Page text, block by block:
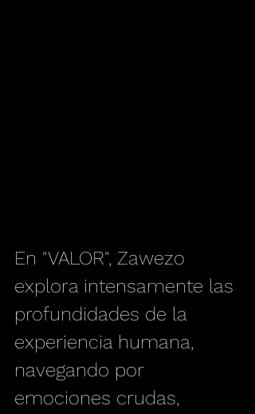
En "VALOR", Zawezo
explora intensamente las
profundidades de la
experiencia humana,
navegando por
emociones crudas,